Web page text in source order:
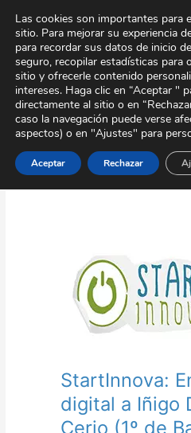
contenido
Tour Virtual
Noviembre
StartInnova:
digital a Iñigo
Cerio (1º de
Entrevista
digital
Iñigo
(1º
de
Bachillerato)
Las cookies son importantes para
sitio. Para mejorar su experiencia
para recordar sus datos de inicio
seguro, recopilar estadísticas para
sitio y ofrecerle contenido
intereses. Haga clic en “Aceptar "
directamente al sitio o en
caso la navegación puede verse
aspectos) o en "Ajustes" para
Aceptar Rechazar